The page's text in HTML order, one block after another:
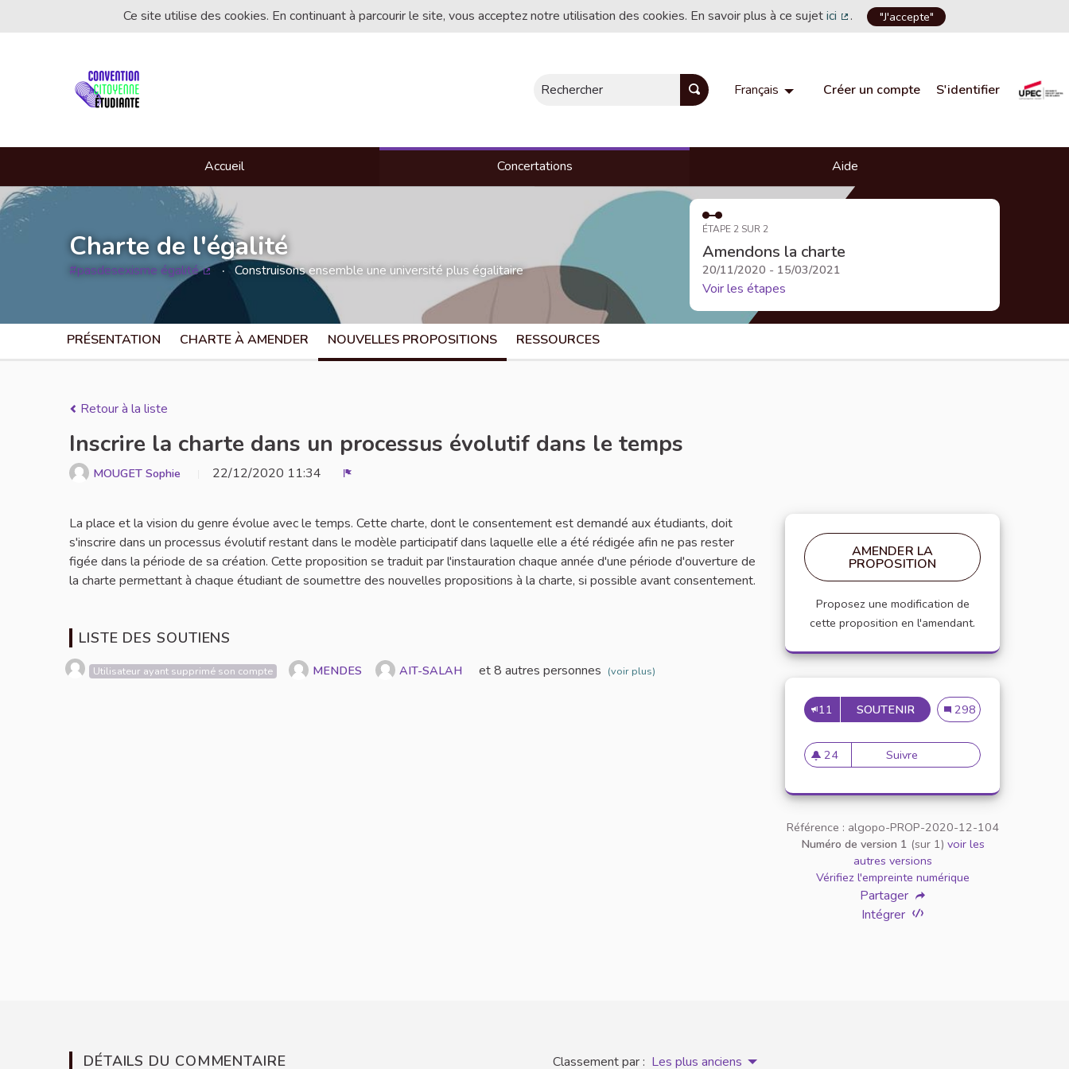
Ce site utilise des cookies. En continuant à parcourir le site, vous acceptez notre utilisation des cookies. En savoir plus à ce sujetici
(Lien externe)
. "J'accepte"
Rechercher Français Choisir la langueChoose language
Créer un compte S'identifier
Accueil Concertations Aide
Charte de l'égalité
#pasdesexisme égalité Construisons ensemble une université plus égalitaire
ÉTAPE 2 SUR 2
Amendons la charte
20/11/2020 - 15/03/2021
Voir les étapes
PRÉSENTATION CHARTE À AMENDER NOUVELLES PROPOSITIONS RESSOURCES
Retour à la liste
Inscrire la charte dans un processus évolutif dans le temps
MOUGET Sophie 22/12/2020 11:34
La place et la vision du genre évolue avec le temps. Cette charte, dont le consentement est demandé aux étudiants, doit
s'inscrire dans un processus évolutif restant dans le modèle participatif dans laquelle elle a été rédigée afin ne pas rester
figée dans la période de sa création. Cette proposition se traduit par l'instauration chaque année d'une période d'ouverture de
la charte permettant à chaque étudiant de soumettre des nouvelles propositions à la charte, si possible avant consentement.
LISTE DES SOUTIENS
Utilisateur ayant supprimé son compte MENDES AIT-SALAH et 8 autres personnes (voir plus)
AMENDER LA
PROPOSITION
Proposez une modification de
cette proposition en l'amendant.
11 SOUTENIRINSCRIRE LA CHARTE
Inscrire la charte dans
298
24
24 abonnés
Suivre Inscrire la charte dans un
Référence : algopo-PROP-2020-12-104
Numéro de version 1 (sur 1) voir les
autres versions
Vérifiez l'empreinte numérique
Partager
Intégrer
DÉTAILS DU COMMENTAIRE Classement par : Les plus anciens